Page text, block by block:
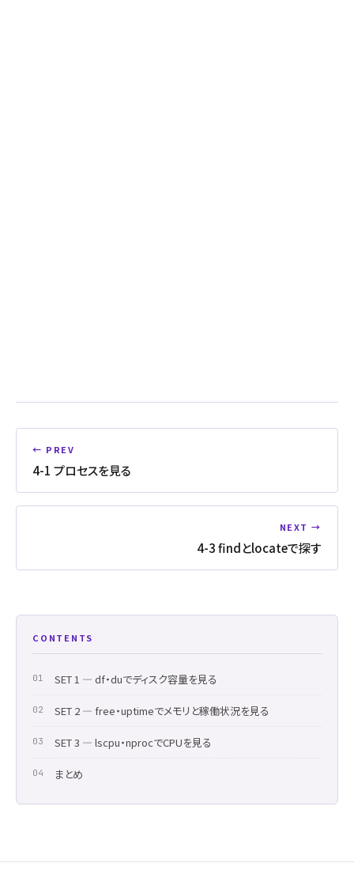
← PREV
4-1 プロセスを見る
NEXT →
4-3 findとlocateで探す
CONTENTS
SET 1 ― df・duでディスク容量を見る
SET 2 ― free・uptimeでメモリと稼働状況を見る
SET 3 ― lscpu・nprocでCPUを見る
まとめ